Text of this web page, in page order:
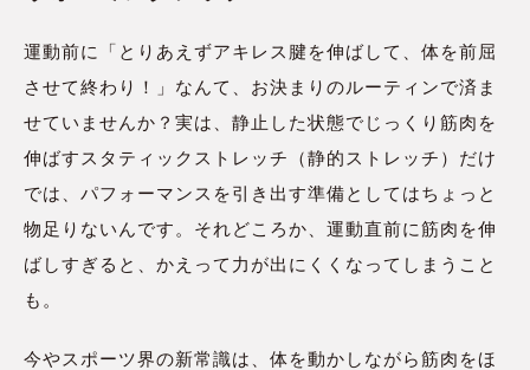
運動前に「とりあえずアキレス腱を伸ばして、体を前屈
させて終わり！」なんて、お決まりのルーティンで済ま
せていませんか？実は、静止した状態でじっくり筋肉を
伸ばすスタティックストレッチ（静的ストレッチ）だけ
では、パフォーマンスを引き出す準備としてはちょっと
物足りないんです。それどころか、運動直前に筋肉を伸
ばしすぎると、かえって力が出にくくなってしまうこと
も。
今やスポーツ界の新常識は、体を動かしながら筋肉をほ